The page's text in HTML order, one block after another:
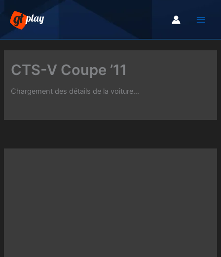
contenu
CTS-V Coupe ’11
Chargement des détails de la voiture...